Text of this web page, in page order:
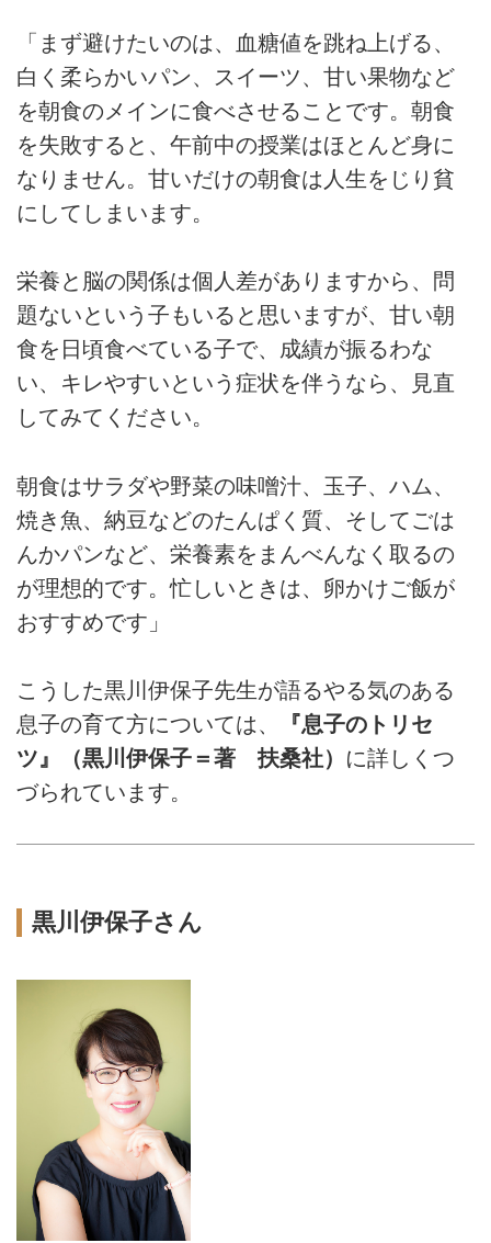
「まず避けたいのは、血糖値を跳ね上げる、
白く柔らかいパン、スイーツ、甘い果物など
を朝食のメインに食べさせることです。朝食
を失敗すると、午前中の授業はほとんど身に
なりません。甘いだけの朝食は人生をじり貧
にしてしまいます。
栄養と脳の関係は個人差がありますから、問
題ないという子もいると思いますが、甘い朝
食を日頃食べている子で、成績が振るわな
い、キレやすいという症状を伴うなら、見直
してみてください。
朝食はサラダや野菜の味噌汁、玉子、ハム、
焼き魚、納豆などのたんぱく質、そしてごは
んかパンなど、栄養素をまんべんなく取るの
が理想的です。忙しいときは、卵かけご飯が
おすすめです」
こうした黒川伊保子先生が語るやる気のある
息子の育て方については、
『息子のトリセ
ツ』（黒川伊保子＝著 扶桑社） に詳しくつ
づられています。
黒川伊保子さん